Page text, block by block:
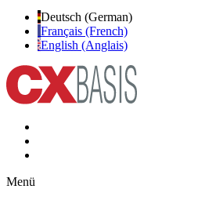
Deutsch (German)
Français (French)
English (Anglais)
Menü